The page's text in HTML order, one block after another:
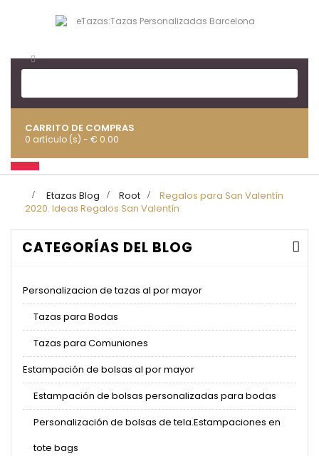
CARRITO DE COMPRAS
0 artículo (s) - € 0.00
Navegación
Toggle
> Etazas Blog > Root >
Regalos para San Valentín
2020. Ideas Regalos San Valentín
CATEGORÍAS DEL BLOG
Personalizacion de tazas al por mayor
Tazas para Bodas
Tazas para Comuniones
Estampación de bolsas al por mayor
Estampación de bolsas personalizadas para bodas
Personalización de bolsas de tela.Estampaciones en
tote bags